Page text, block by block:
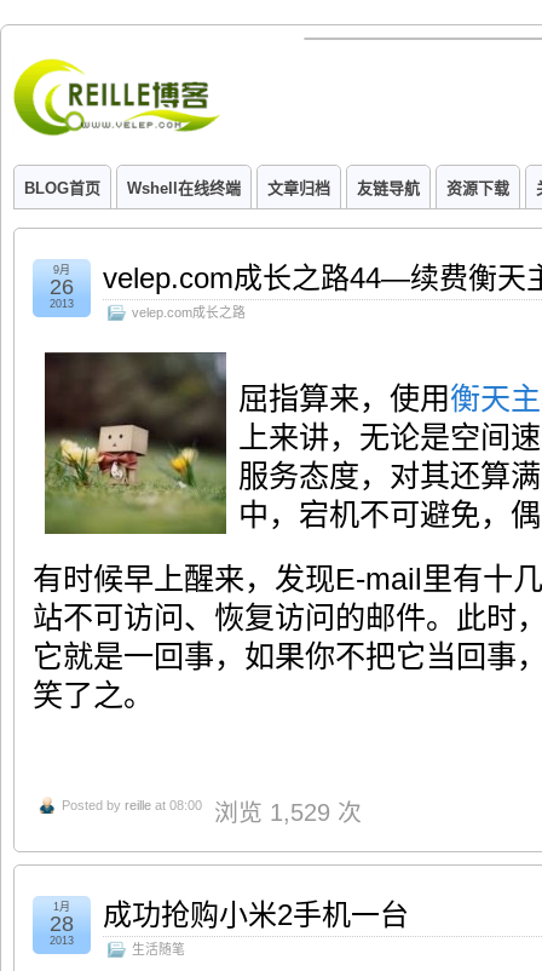
BLOG首页 Wshell在线终端 文章归档 友链导航 资源下载
velep.com成长之路44—续费衡天
velep.com成长之路
9月
26
2013
屈指算来，使用衡天
上来讲，无论是空间
服务态度，对其还算
中，宕机不可避免，
有时候早上醒来，发现E-mail里有十
站不可访问、恢复访问的邮件。此时
它就是一回事，如果你不把它当回事
笑了之。
Posted by reille at 08:00 浏览 1,529 次
成功抢购小米2手机一台
生活随笔
1月
28
2013